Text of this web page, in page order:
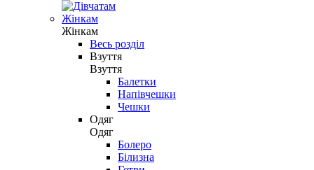
Жінкам
Жінкам
Весь розділ
Взуття
Взуття
Балетки
Напівчешки
Чешки
Одяг
Одяг
Болеро
Білизна